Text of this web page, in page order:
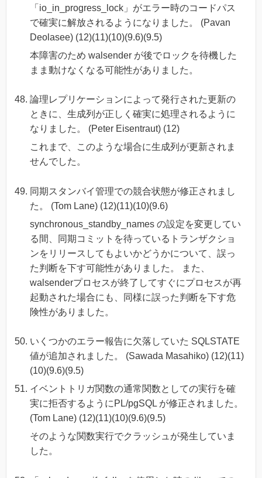
「io_in_progress_lock」がエラー時のコードパス
で確実に解放されるようになりました。 (Pavan
Deolasee) (12)(11)(10)(9.6)(9.5)
本障害のため walsender が後でロックを待機した
まま動けなくなる可能性がありました。
論理レプリケーションによって発行された更新の
ときに、生成列が正しく確実に処理されるように
なりました。 (Peter Eisentraut) (12)
これまで、このような場合に生成列が更新されま
せんでした。
同期スタンバイ管理での競合状態が修正されまし
た。 (Tom Lane) (12)(11)(10)(9.6)
synchronous_standby_names の設定を変更してい
る間、同期コミットを待っているトランザクショ
ンをリリースしてもよいかどうかについて、誤っ
た判断を下す可能性がありました。 また、
walsenderプロセスが終了してすぐにプロセスが再
起動された場合にも、同様に誤った判断を下す危
険性がありました。
いくつかのエラー報告に欠落していた SQLSTATE
値が追加されました。 (Sawada Masahiko) (12)(11)
(10)(9.6)(9.5)
イベントトリガ関数の通常関数としての実行を確
実に拒否するようにPL/pgSQL が修正されました。
(Tom Lane) (12)(11)(10)(9.6)(9.5)
そのような関数実行でクラッシュが発生していま
した。